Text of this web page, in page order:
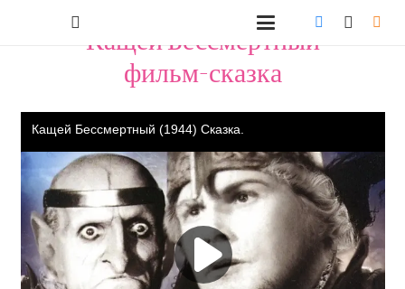
"Кащей Бессмертный"
фильм-сказка